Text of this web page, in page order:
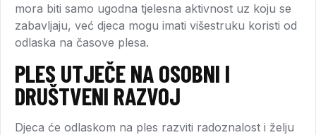
mora biti samo ugodna tjelesna aktivnost uz koju se
zabavljaju, već djeca mogu imati višestruku koristi od
odlaska na časove plesa.
PLES UTJEČE NA OSOBNI I
DRUŠTVENI RAZVOJ
Djeca će odlaskom na ples razviti radoznalost i želju